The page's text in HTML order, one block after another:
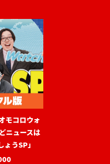
モコロウォ
ニュースは
うSP」